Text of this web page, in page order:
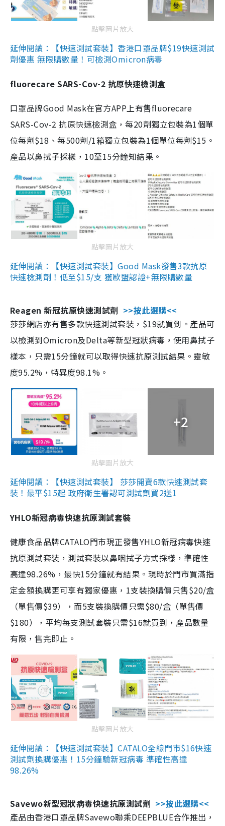
點擊圖片放大
延伸閱讀：【快速測試套裝】香港口罩品牌$19快速測試
劑優惠 無限購數量！可檢測Omicron病毒
fluorecare SARS-Cov-2 抗原快速檢測盒
口罩品牌Good Mask在官方APP上有售fluorecare
SARS-Cov-2 抗原快速檢測盒，每20劑獨立包裝為1個單
位每劑$18、每500劑/1箱獨立包裝為1個單位每劑$15。
產品以鼻拭子採樣，10至15分鐘知結果。
點擊圖片放大
延伸閱讀：【快速測試套裝】Good Mask發售3款抗原
快速檢測劑！低至$15/支 獲歐盟認證+無限購數量
Reagen 新冠抗原快速測試劑 >>按此選購<<
莎莎網店亦有售多款快速測試套裝，$19就買到。產品可
以檢測到Omicron及Delta等新型冠狀病毒，使用鼻拭子
樣本，只需15分鐘就可以取得快速抗原測試結果。靈敏
度95.2%，特異度98.1%。
+2
點擊圖片放大
延伸閱讀：【快速測試套裝】 莎莎開賣6款快速測試套
裝！最平$15起 政府衛生署認可測試劑買2送1
YHLO新冠病毒快速抗原測試套裝
健康食品品牌CATALO門市現正發售YHLO新冠病毒快速
抗原測試套裝，測試套裝以鼻咽拭子方式採樣，準確性
高達98.26%，最快15分鐘就有結果。現時於門市買滿指
定金額換購更可享有獨家優惠，1支裝換購價只售$20/盒
（單售價$39），而5支裝換購價只需$80/盒（單售價
$180），平均每支測試套裝只需$16就買到，產品數量
有限，售完即止。
點擊圖片放大
延伸閱讀：【快速測試套裝】CATALO全線門市$16快速
測試劑換購優惠！15分鐘驗新冠病毒 準確性高達
98.26%
Savewo新型冠狀病毒快速抗原測試劑 >>按此選購<<
產品由香港口罩品牌Savewo聯乘DEEPBLUE合作推出，